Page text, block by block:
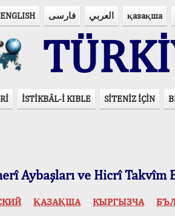
ENGLISH فارسی العربي қазақша
İSTİKBÂL-İ KIBLE SİTENİZ İÇİN
Aybaşları ve Hicrî Takvîm
ҚАЗАҚША КЫPГЫЗЧA